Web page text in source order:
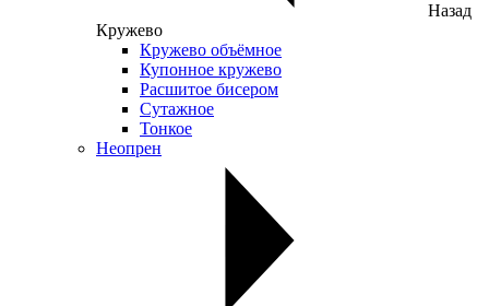
Назад
Кружево
Кружево объёмное
Купонное кружево
Расшитое бисером
Сутажное
Тонкое
Неопрен